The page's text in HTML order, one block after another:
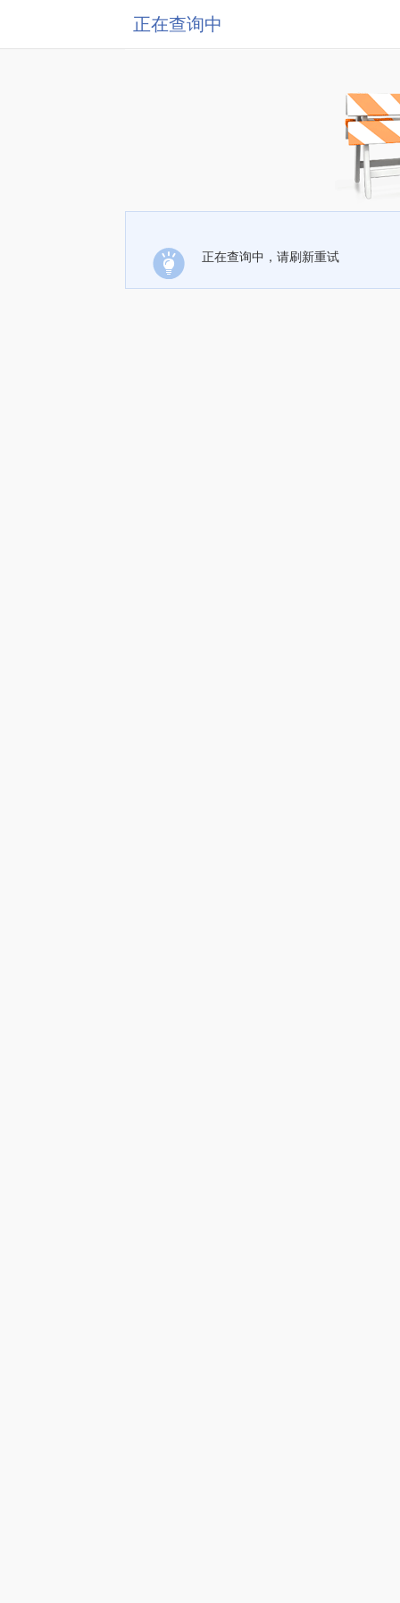
正在查询中
正在查询中，请刷新重试